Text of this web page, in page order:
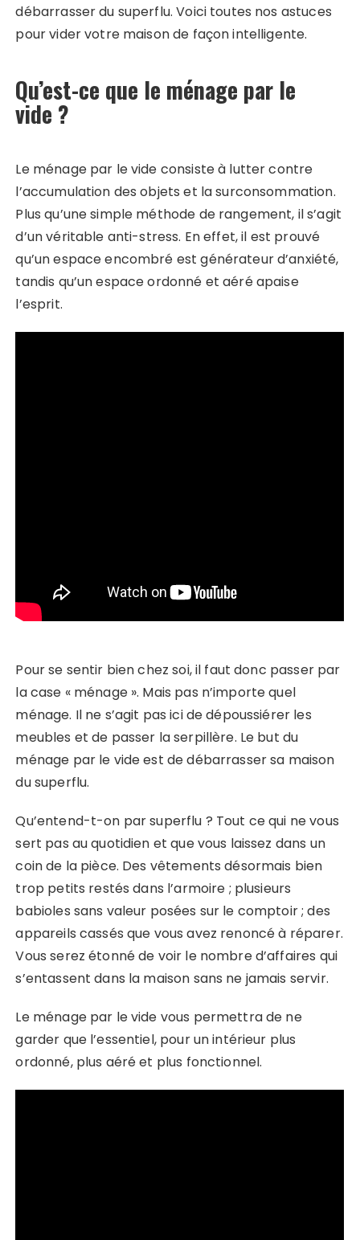
débarrasser du superflu. Voici toutes nos astuces
pour vider votre maison de façon intelligente.
Qu’est-ce que le ménage par le
vide ?
Le ménage par le vide consiste à lutter contre
l’accumulation des objets et la surconsommation.
Plus qu’une simple méthode de rangement, il s’agit
d’un véritable anti-stress. En effet, il est prouvé
qu’un espace encombré est générateur d’anxiété,
tandis qu’un espace ordonné et aéré apaise
l’esprit.
Pour se sentir bien chez soi, il faut donc passer par
la case « ménage ». Mais pas n’importe quel
ménage. Il ne s’agit pas ici de dépoussiérer les
meubles et de passer la serpillère. Le but du
ménage par le vide est de débarrasser sa maison
du superflu.
Qu’entend-t-on par superflu ? Tout ce qui ne vous
sert pas au quotidien et que vous laissez dans un
coin de la pièce. Des vêtements désormais bien
trop petits restés dans l’armoire ; plusieurs
babioles sans valeur posées sur le comptoir ; des
appareils cassés que vous avez renoncé à réparer.
Vous serez étonné de voir le nombre d’affaires qui
s’entassent dans la maison sans ne jamais servir.
Le ménage par le vide vous permettra de ne
garder que l’essentiel, pour un intérieur plus
ordonné, plus aéré et plus fonctionnel.